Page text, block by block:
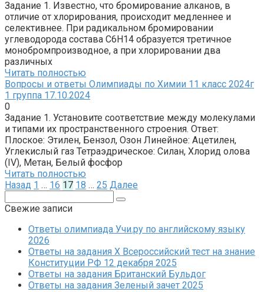
Задание 1. Известно, что бромирование алканов, в
отличие от хлорирования, происходит медленнее и
селективнее. При радикальном бромировании
углеводорода состава C6H14 образуется третичное
монобромпроизводное, а при хлорировании два
различных
Читать полностью
Вопросы и ответы Олимпиады по Химии 11 класс 2024г
1 группа 17.10.2024
0
Задание 1. Установите соответствие между молекулами
и типами их пространственного строения. Ответ:
Плоское: Этилен, Бензол, Озон Линейное: Ацетилен,
Углекислый газ Тетраэдрическое: Силан, Хлорид олова
(IV), Метан, Белый фосфор
Читать полностью
Пагинация
Назад 1 … 16 17 18 … 25 Далее
Свежие записи
Ответы олимпиада Учи.ру по английскому языку
2026
Ответы на задания X Всероссийский тест на знание
Конституции РФ 12 декабря 2025
Ответы на задания Британский Бульдог
Ответы на задания Зеленый зачет 2025